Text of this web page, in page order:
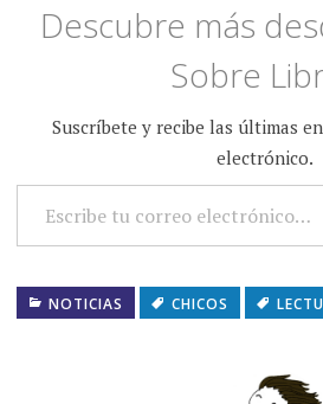
Descubre más
Sobre
Suscríbete y recibe las últimas
electrónico.
ESCRIBE TU CORREO ELECTRÓNICO…
NOTICIAS CHICOS